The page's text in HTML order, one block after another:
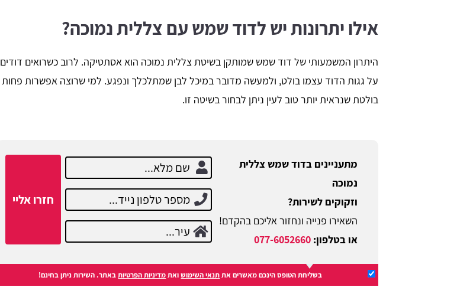
אילו יתרונות יש לדוד שמש עם צללית נמוכה?
היתרון המשמעותי של דוד שמש שמותקן בשיטת צללית נמוכה הוא אסתטיקה. לרוב כשרואים דודים
על גגות הדוד עצמו בולט, ולמעשה מדובר במיכל לבן שמתלכלך ונפגע. למי שרוצה אפשרות פחות
בולטת שנראית יותר טוב לעין ניתן לבחור בשיטה זו.
מתעניינים בדוד שמש צללית
נמוכה
וזקוקים לשירות?
השאירו פנייה ונחזור אליכם בהקדם!
או בטלפון: 077-6052660
חזרו אליי
בשליחת הטופס הינכם מאשרים אתתנאי השימושואתמדיניות הפרטיותבאתר. השירות ניתן בחינם!